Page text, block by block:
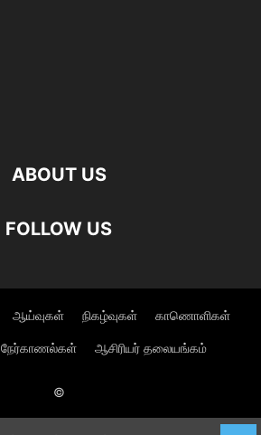
ABOUT US
FOLLOW US
ஆய்வுகள் நிகழ்வுகள் காணொளிகள்
நேர்காணல்கள் ஆசிரியர் தலையங்கம்
©